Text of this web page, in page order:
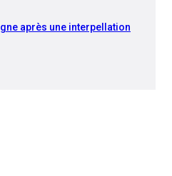
après une interpellation